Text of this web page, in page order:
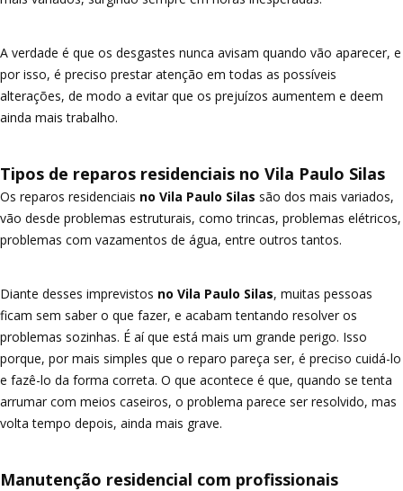
A verdade é que os desgastes nunca avisam quando vão aparecer, e
por isso, é preciso prestar atenção em todas as possíveis
alterações, de modo a evitar que os prejuízos aumentem e deem
ainda mais trabalho.
Tipos de reparos residenciais no Vila Paulo Silas
Os reparos residenciais no Vila Paulo Silas são dos mais variados,
vão desde problemas estruturais, como trincas, problemas elétricos,
problemas com vazamentos de água, entre outros tantos.
Diante desses imprevistos no Vila Paulo Silas, muitas pessoas
ficam sem saber o que fazer, e acabam tentando resolver os
problemas sozinhas. É aí que está mais um grande perigo. Isso
porque, por mais simples que o reparo pareça ser, é preciso cuidá-lo
e fazê-lo da forma correta. O que acontece é que, quando se tenta
arrumar com meios caseiros, o problema parece ser resolvido, mas
volta tempo depois, ainda mais grave.
Manutenção residencial com profissionais